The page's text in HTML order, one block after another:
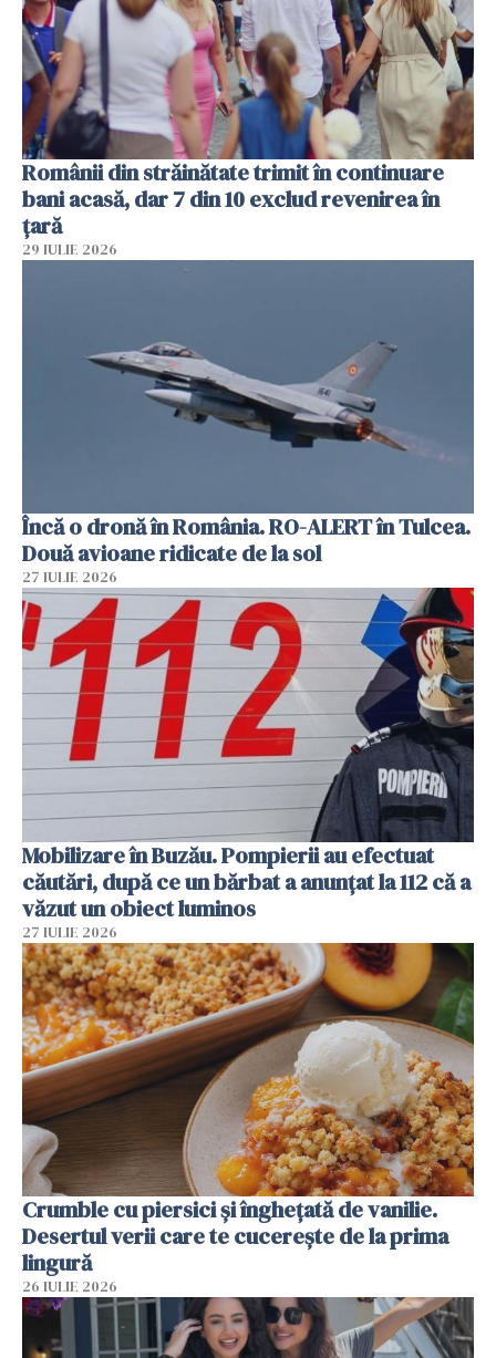
Românii din străinătate trimit în continuare
bani acasă, dar 7 din 10 exclud revenirea în
țară
29 IULIE 2026
Încă o dronă în România. RO-ALERT în Tulcea.
Două avioane ridicate de la sol
27 IULIE 2026
Mobilizare în Buzău. Pompierii au efectuat
căutări, după ce un bărbat a anunțat la 112 că a
văzut un obiect luminos
27 IULIE 2026
Crumble cu piersici și înghețată de vanilie.
Desertul verii care te cucerește de la prima
lingură
26 IULIE 2026